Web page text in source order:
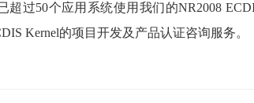
超过50个应用系统使用我们的NR2008
Kernel的项目开发及产品认证咨询服务。